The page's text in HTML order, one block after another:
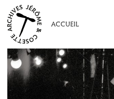
Aller
au
contenu
ACCUEIL